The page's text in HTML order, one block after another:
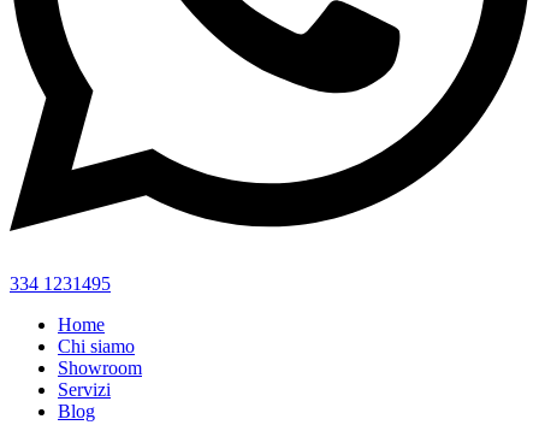
334 1231495
Home
Chi siamo
Showroom
Servizi
Blog